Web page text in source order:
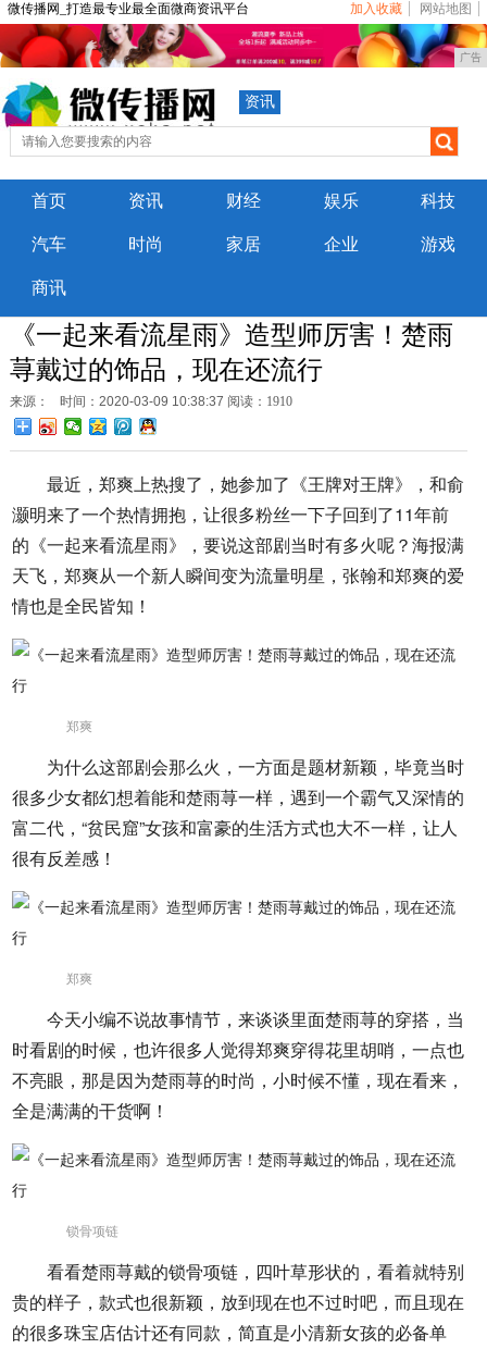
微传播网_打造最专业最全面微商资讯平台 加入收藏 网站地图
广告
资讯
首页 资讯 财经 娱乐 科技
汽车 时尚 家居 企业 游戏
商讯
《一起来看流星雨》造型师厉害！楚雨
荨戴过的饰品，现在还流行
来源： 时间：2020-03-09 10:38:37 阅读：1910
最近，郑爽上热搜了，她参加了《王牌对王牌》，和俞
灏明来了一个热情拥抱，让很多粉丝一下子回到了11年前
的《一起来看流星雨》，要说这部剧当时有多火呢？海报满
天飞，郑爽从一个新人瞬间变为流量明星，张翰和郑爽的爱
情也是全民皆知！
郑爽
为什么这部剧会那么火，一方面是题材新颖，毕竟当时
很多少女都幻想着能和楚雨荨一样，遇到一个霸气又深情的
富二代，“贫民窟”女孩和富豪的生活方式也大不一样，让人
很有反差感！
郑爽
今天小编不说故事情节，来谈谈里面楚雨荨的穿搭，当
时看剧的时候，也许很多人觉得郑爽穿得花里胡哨，一点也
不亮眼，那是因为楚雨荨的时尚，小时候不懂，现在看来，
全是满满的干货啊！
锁骨项链
看看楚雨荨戴的锁骨项链，四叶草形状的，看着就特别
贵的样子，款式也很新颖，放到现在也不过时吧，而且现在
的很多珠宝店估计还有同款，简直是小清新女孩的必备单